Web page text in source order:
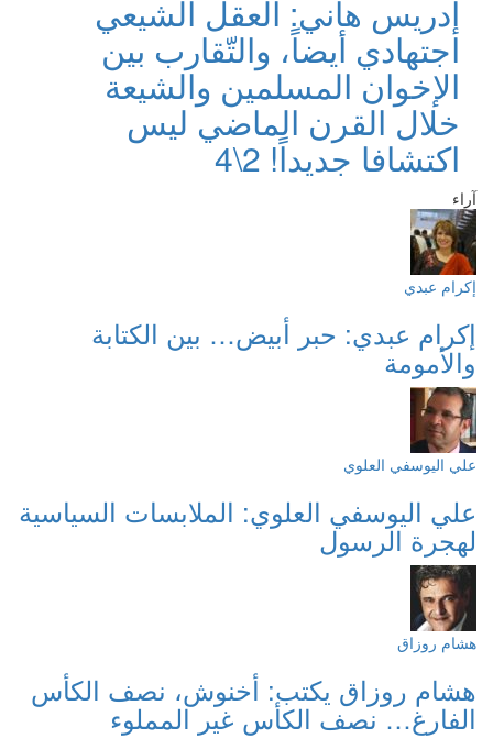
إدريس هاني: العقل الشيعي
اجتهادي أيضاً، والتّقارب بين
الإخوان المسلمين والشيعة
خلال القرن الماضي ليس
اكتشافا جديداً! 2\4
آراء
إكرام عبدي
إكرام عبدي: حبر أبيض… بين الكتابة
والأمومة
علي اليوسفي العلوي
علي اليوسفي العلوي: الملابسات السياسية
لهجرة الرسول
هشام روزاق
هشام روزاق يكتب: أخنوش، نصف الكأس
الفارغ… نصف الكأس غير المملوء